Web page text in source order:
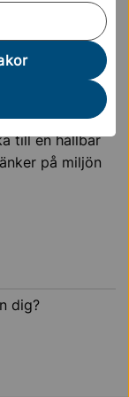
påverkan på
vara en
med
till en hållbar
på miljön
dig?